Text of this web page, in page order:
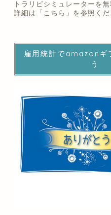
トラリピシミュレーターを無
詳細は「 こちら 」を参照くだ
雇用統計でamazonギ
う